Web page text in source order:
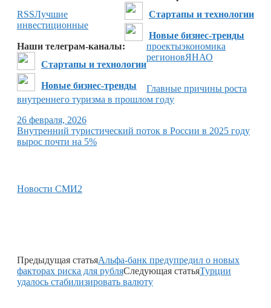
Стартапы и технологии
Новые бизнес-тренды
Наши телеграм-каналы:
Стартапы и технологии
Новые бизнес-тренды
RSSЛучшие
инвестиционные
проектыэкономика
регионовЯНАО
Главные причины роста
внутреннего туризма в прошлом году
26 февраля, 2026
Внутренний туристический поток в России в 2025 году
вырос почти на 5%
Новости СМИ2
Предыдущая статьяАльфа-банк предупредил о новых
факторах риска для рубляСледующая статьяТурции
удалось стабилизировать валюту